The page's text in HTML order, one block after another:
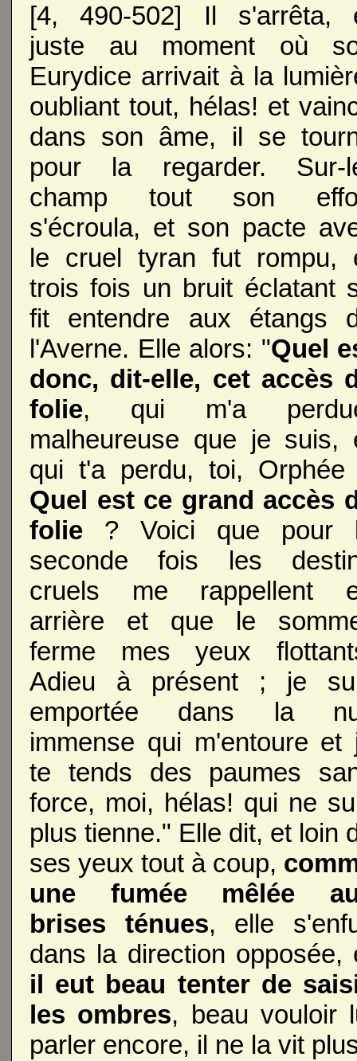
[4, 490-502] Il s'arrêta,
juste au moment où
Eurydice arrivait à la
oubliant tout, hélas! et
dans son âme, il se
pour la regarder. Sur-
champ tout son
s'écroula, et son pacte
le cruel tyran fut rompu,
trois fois un bruit éclatant
fit entendre aux étangs
l'Averne. Elle alors: "Quel
donc, dit-elle, cet accès
folie, qui m'a
malheureuse que je suis,
qui t'a perdu, toi, Orphée
Quel est ce grand accès
folie ? Voici que pour
seconde fois les
cruels me rappellent
arrière et que le
ferme mes yeux
Adieu à présent ; je
emportée dans la
immense qui m'entoure et
te tends des paumes
force, moi, hélas! qui ne
plus tienne." Elle dit, et loin
ses yeux tout à coup,
une fumée mêlée
brises ténues, elle
dans la direction opposée,
il eut beau tenter de
les ombres, beau vouloir
parler encore, il ne la vit